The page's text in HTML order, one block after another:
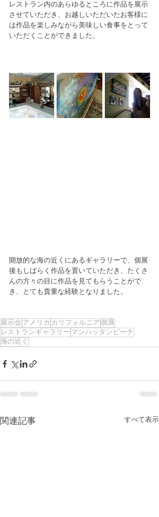
レストラン内のあらゆるところに作品を展示
させていただき、お越しいただいたお客様に
は作品を楽しみながら美味しい食事をとって
いただくことができました。
開放的な海の近くにあるギャラリーで、個展
後もしばらく作品を置いていただき、たくさ
んの方々の目に作品を見てもらうことがで
き、とても貴重な経験となりました。
展示会 アメリカ カリフォルニア個展
レストランギャラリー マンハッタンビーチ
海の近く
関連記事 すべて表示